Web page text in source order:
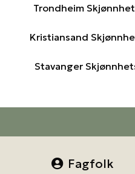
Trondheim
Kristiansand
Stavanger
Fagfolk